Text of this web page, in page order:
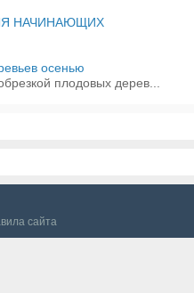
НАЧИНАЮЩИХ
осенью
плодовых дерев...
сайта